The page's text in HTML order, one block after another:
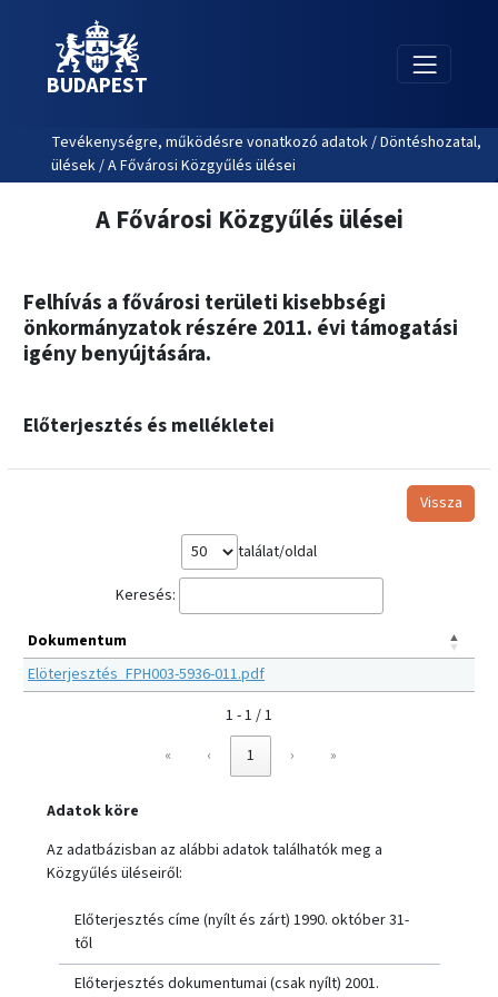
BUDAPEST
Tevékenységre, működésre vonatkozó adatok / Döntéshozatal,
ülések / A Fővárosi Közgyűlés ülései
A Fővárosi Közgyűlés ülései
Felhívás a fővárosi területi kisebbségi
önkormányzatok részére 2011. évi támogatási
igény benyújtására.
Előterjesztés és mellékletei
Vissza
találat/oldal
Keresés:
Dokumentum
Elöterjesztés_FPH003-5936-011.pdf
1 - 1 / 1
«
‹ 1 › »
Adatok köre
Az adatbázisban az alábbi adatok találhatók meg a
Közgyűlés üléseiről:
Előterjesztés címe (nyílt és zárt) 1990. október 31-
től
Előterjesztés dokumentumai (csak nyílt) 2001.